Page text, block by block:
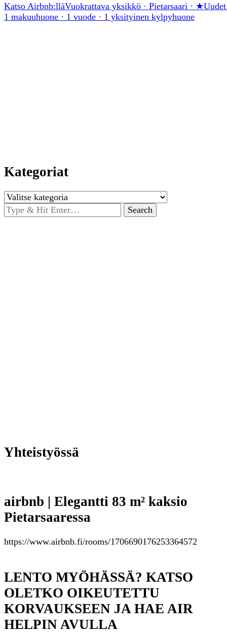
Katso Airbnb:lläVuokrattava yksikkö · Pietarsaari · ★Uudet
1 makuuhuone · 1 vuode · 1 yksityinen kylpyhuone
Kategoriat
Kategoriat
Looking
for
Yhteistyössä
airbnb | Elegantti 83 m² kaksio
Pietarsaaressa
https://www.airbnb.fi/rooms/1706690176253364572
LENTO MYÖHÄSSÄ? KATSO
OLETKO OIKEUTETTU
KORVAUKSEEN JA HAE AIR
HELPIN AVULLA